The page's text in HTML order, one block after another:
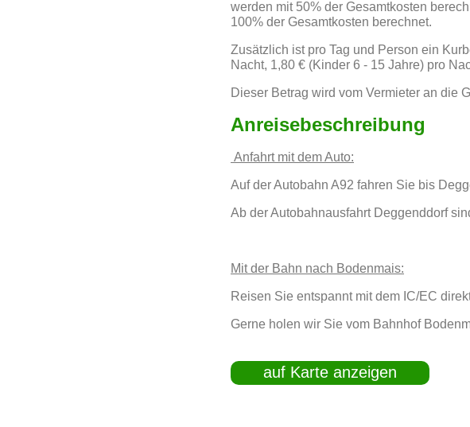
werden mit 50% der Gesamtkosten
100% der Gesamtkosten berechnet.
Zusätzlich ist pro Tag und Person ein
Nacht, 1,80 € (Kinder 6 - 15 Jahre) pro
Dieser Betrag wird vom Vermieter an die
Anreisebeschreibung
Anfahrt mit dem Auto:
Auf der Autobahn A92 fahren Sie bis
Ab der Autobahnausfahrt Deggenddorf
Mit der Bahn nach Bodenmais:
Reisen Sie entspannt mit dem IC/EC
Gerne holen wir Sie vom Bahnhof
auf Karte anzeigen